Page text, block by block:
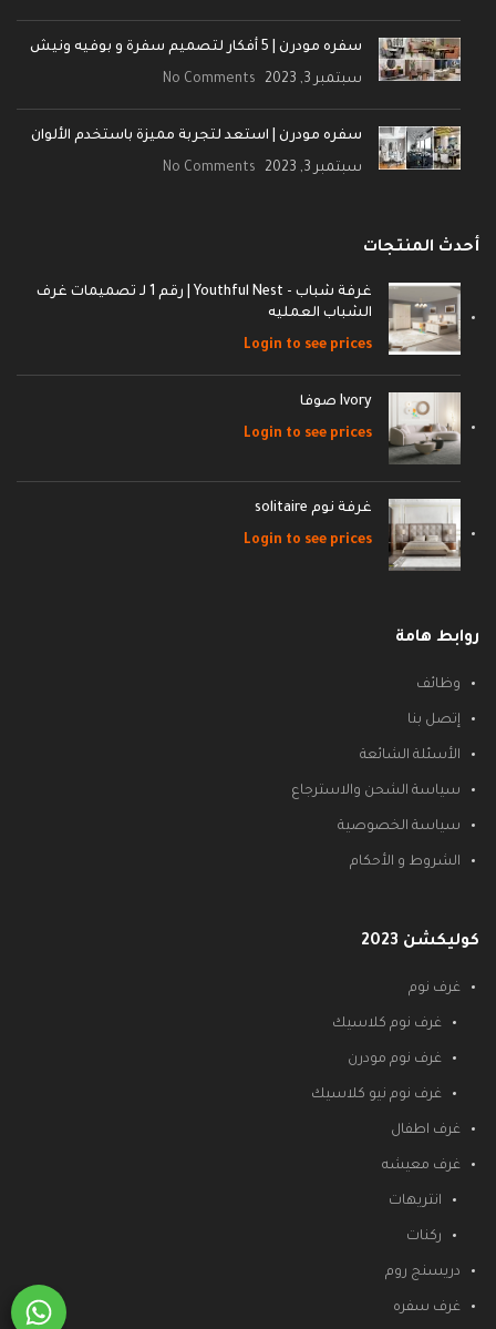
سفره مودرن | 5 أفكار لتصميم سفرة و بوفيه ونيش
سبتمبر 3, 2023 No Comments
سفره مودرن | استعد لتجربة مميزة باستخدم الألوان
سبتمبر 3, 2023 No Comments
أحدث المنتجات
غرفة شباب - Youthful Nest | رقم 1 لـ تصميمات غرف
الشباب العمليه
Login to see prices
Ivory صوفا
Login to see prices
غرفة نوم solitaire
Login to see prices
روابط هامة
وظائف
إتصل بنا
الأسئلة الشائعة
سياسة الشحن والاسترجاع
سياسة الخصوصية
الشروط و الأحكام
كوليكشن 2023
غرف نوم
غرف نوم كلاسيك
غرف نوم مودرن
غرف نوم نيو كلاسيك
غرف اطفال
غرف معيشه
انتريهات
ركنات
دريسنج روم
غرف سفره